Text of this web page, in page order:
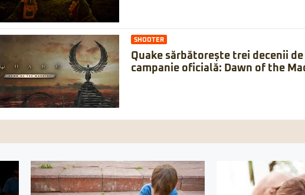
SHOOTER
Quake sărbătorește trei decenii
campanie oficială: Dawn of the